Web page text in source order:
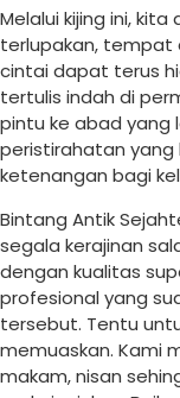
Melalui kijing ini,
terlupakan, tempat
cintai dapat terus
tertulis indah di
pintu ke abad yang
peristirahatan yang
ketenangan bagi
Bintang Antik
segala kerajinan
dengan kualitas
profesional yang
tersebut. Tentu
memuaskan. Kami
makam, nisan